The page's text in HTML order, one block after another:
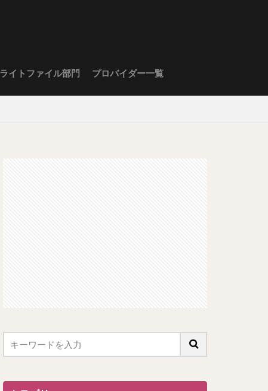
ライトファイル部門 プロバイダー一覧